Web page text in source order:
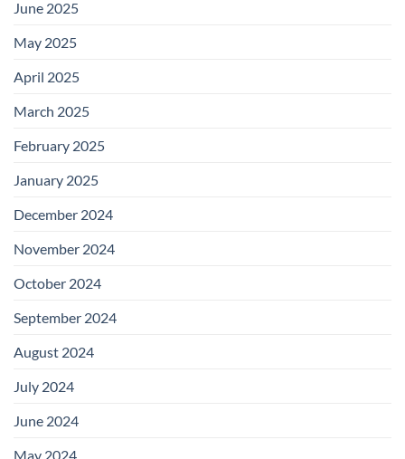
June 2025
May 2025
April 2025
March 2025
February 2025
January 2025
December 2024
November 2024
October 2024
September 2024
August 2024
July 2024
June 2024
May 2024